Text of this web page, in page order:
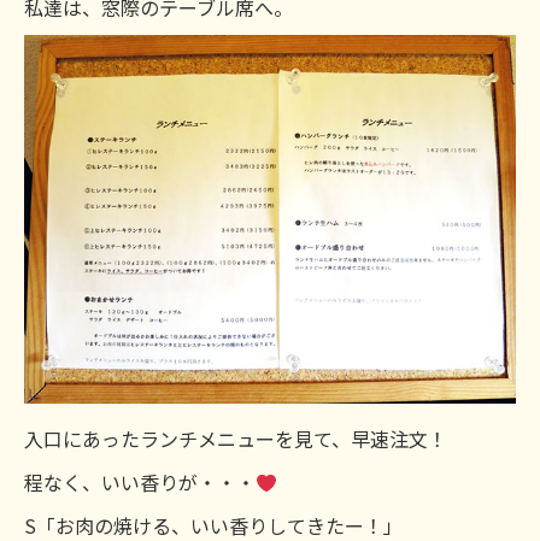
私達は、窓際のテーブル席へ。
入口にあったランチメニューを見て、早速注文！
程なく、いい香りが・・・
S「お肉の焼ける、いい香りしてきたー！」